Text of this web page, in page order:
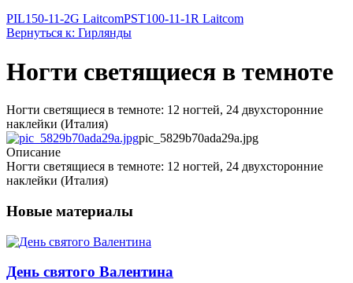
PIL150-11-2G LaitcomPST100-11-1R Laitcom
Вернуться к: Гирлянды
Ногти светящиеся в темноте
Ногти светящиеся в темноте: 12 ногтей, 24 двухсторонние
наклейки (Италия)
pic_5829b70ada29a.jpg
Описание
Ногти светящиеся в темноте: 12 ногтей, 24 двухсторонние
наклейки (Италия)
Новые материалы
День святого Валентина